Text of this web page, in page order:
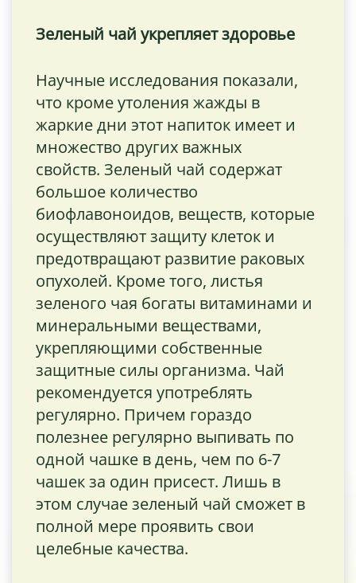
Зеленый чай укрепляет здоровье
Научные исследования показали,
что кроме утоления жажды в
жаркие дни этот напиток имеет и
множество других важных
свойств. Зеленый чай содержат
большое количество
биофлавоноидов, веществ, которые
осуществляют защиту клеток и
предотвращают развитие раковых
опухолей. Кроме того, листья
зеленого чая богаты витаминами и
минеральными веществами,
укрепляющими собственные
защитные силы организма. Чай
рекомендуется употреблять
регулярно. Причем гораздо
полезнее регулярно выпивать по
одной чашке в день, чем по 6-7
чашек за один присест. Лишь в
этом случае зеленый чай сможет в
полной мере проявить свои
целебные качества.